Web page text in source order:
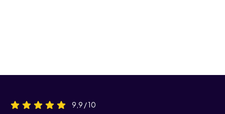
9,9 / 10